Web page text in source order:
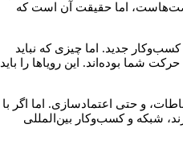
اما حقیقت آن است که
کسب‌وکار جدید. اما چیزی که نباید
شما بوده‌اند. این رویاها را باید
و حتی اعتمادسازی. اما اگر با
شبکه و کسب‌وکار بین‌المللی